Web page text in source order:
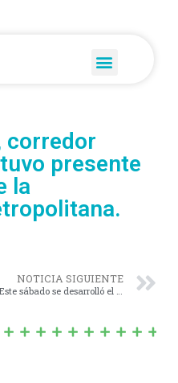
corredor
presente
la
NOTICIA SIGUIENTE
Este sábado se desarrolló el VII Encuentro de Revisionismo Histórico “Manuel Dorrego” de Navarro .